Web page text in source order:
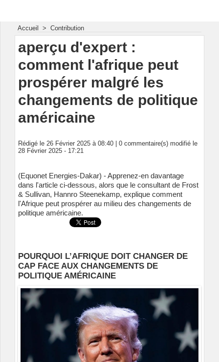
Accueil > Contribution
aperçu d'expert :
comment l'afrique peut
prospérer malgré les
changements de politique
américaine
Rédigé le 26 Février 2025 à 08:40 | 0 commentaire(s) modifié le
28 Février 2025 - 17:21
(Equonet Energies-Dakar) - Apprenez-en davantage
dans l'article ci-dessous, alors que le consultant de Frost
& Sullivan, Hannro Steenekamp, ​​explique comment
l'Afrique peut prospérer au milieu des changements de
politique américaine.
POURQUOI L’AFRIQUE DOIT CHANGER DE
CAP FACE AUX CHANGEMENTS DE
POLITIQUE AMÉRICAINE